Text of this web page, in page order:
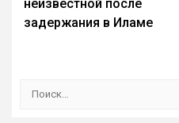
неизвестной после
задержания в Иламе